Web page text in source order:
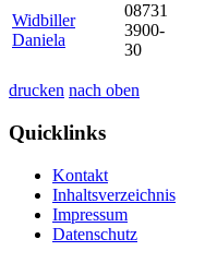
Widbiller
Daniela
08731
3900-
30
drucken nach oben
Quicklinks
Kontakt
Inhaltsverzeichnis
Impressum
Datenschutz